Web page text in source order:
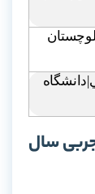
50000 رشته تجربی سال